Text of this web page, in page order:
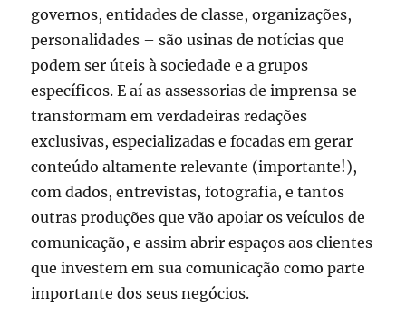
governos, entidades de classe, organizações,
personalidades – são usinas de notícias que
podem ser úteis à sociedade e a grupos
específicos. E aí as assessorias de imprensa se
transformam em verdadeiras redações
exclusivas, especializadas e focadas em gerar
conteúdo altamente relevante (importante!),
com dados, entrevistas, fotografia, e tantos
outras produções que vão apoiar os veículos de
comunicação, e assim abrir espaços aos clientes
que investem em sua comunicação como parte
importante dos seus negócios.